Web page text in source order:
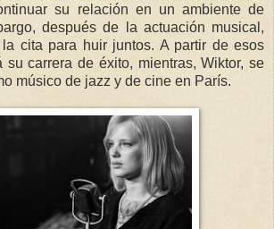
su relación en un ambiente de
después de la actuación musical,
cita para huir juntos. A partir de esos
su carrera de éxito, mientras, Wiktor, se
músico de jazz y de cine en París.